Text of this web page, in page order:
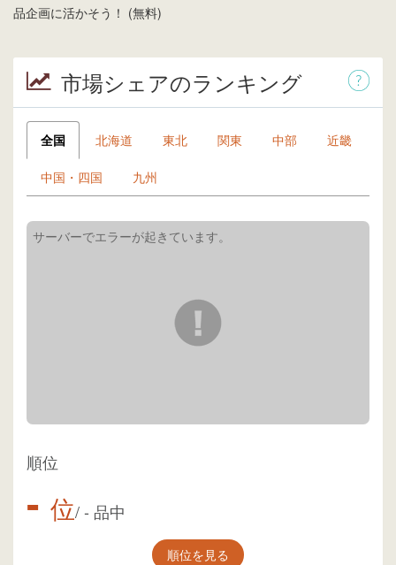
品企画に活かそう！ (無料)
市場シェアのランキング
全国 北海道 東北 関東 中部 近畿
中国・四国 九州
順位
- 位/- 品中
順位を見る